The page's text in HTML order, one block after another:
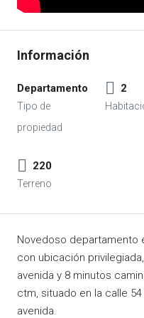
Departamento 2
220
Novedoso departamento
con ubicación
avenida y 8 minutos
ctm, situado en la calle
avenida.